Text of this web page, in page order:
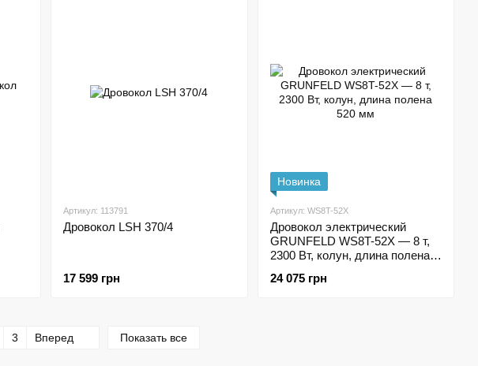
Артикул: 113791
Дровокол LSH 370/4
17 599 грн
Новинка
Артикул: WS8T-52Х
Дровокол электрический
GRUNFELD WS8T-52Х — 8 т,
2300 Вт, колун, длина полена
24 075 грн
3 Вперед Показать все